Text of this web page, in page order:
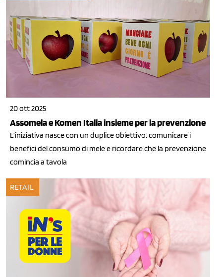
20 ott 2025
Assomela e Komen Italia insieme per la prevenzione
L’iniziativa nasce con un duplice obiettivo: comunicare i
benefici del consumo di mele e ricordare che la prevenzione
comincia a tavola
RETAIL